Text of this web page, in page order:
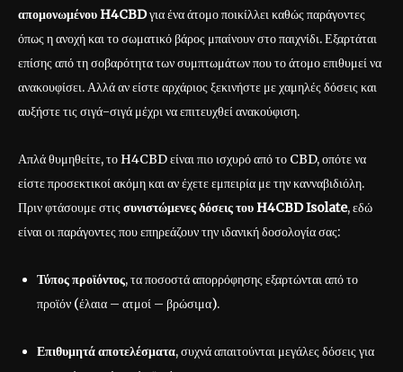
απομονωμένου H4CBDγια ένα άτομο ποικίλλει καθώς παράγοντες
όπως η ανοχή και το σωματικό βάρος μπαίνουν στο παιχνίδι. Εξαρτάται
επίσης από τη σοβαρότητα των συμπτωμάτων που το άτομο επιθυμεί να
ανακουφίσει. Αλλά αν είστε αρχάριος ξεκινήστε με χαμηλές δόσεις και
αυξήστε τις σιγά-σιγά μέχρι να επιτευχθεί ανακούφιση.
Απλά θυμηθείτε, το H4CBD είναι πιο ισχυρό από το CBD, οπότε να
είστε προσεκτικοί ακόμη και αν έχετε εμπειρία με την κανναβιδιόλη.
Πριν φτάσουμε στις συνιστώμενες δόσεις του H4CBD Isolate, εδώ
είναι οι παράγοντες που επηρεάζουν την ιδανική δοσολογία σας:
Τύπος προϊόντος, τα ποσοστά απορρόφησης εξαρτώνται από το
προϊόν (έλαια – ατμοί – βρώσιμα).
Επιθυμητά αποτελέσματα, συχνά απαιτούνται μεγάλες δόσεις για